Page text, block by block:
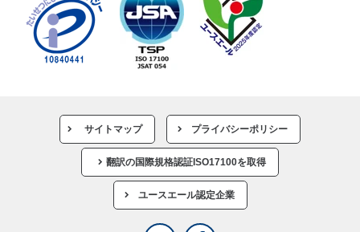
サイトマップ プライバシーポリシー
翻訳の国際規格認証ISO17100を取得
ユースエール認定企業